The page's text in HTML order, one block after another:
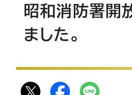
昭和消防署開
ました。